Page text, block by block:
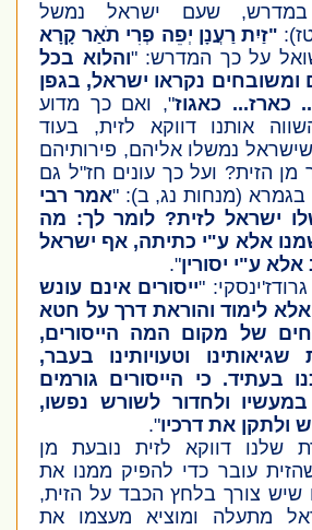
שעם ישראל נמשל
:"זַיִת רַעֲנָן יְפֵה פְרִי תֹאַר קָרָא
על כך המדרש: "והלוא בכל
ומשובחים נקראו ישראל, בגפן
כאגוז", ואם כך מדוע
אותנו דווקא לזית, בעוד
נמשלו אליהם, פירותיהם
מן הזית? ועל כך עונים חז"ל גם
(מנחות נג, ב): "אמר רבי
ישראל לזית? לומר לך: מה
אלא ע"י כתיתה, אף ישראל
ע"י יסורין".
"ייסורים אינם עונש
לימוד והוראת דרך על חטא
של מקום המה הייסורים,
וטעויותינו בעבר,
בעתיד. כי הייסורים גורמים
ולחדור לשורש נפשו,
את דרכיו".
שלנו דווקא לזית נובעת מן
עובר כדי להפיק ממנו את
צורך בלחץ הכבד על הזית,
מתעלה ומוציא מעצמו את